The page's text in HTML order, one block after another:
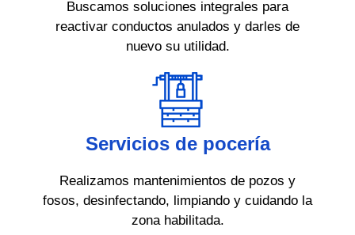
Buscamos soluciones integrales para
reactivar conductos anulados y darles de
nuevo su utilidad.
Servicios de pocería
Realizamos mantenimientos de pozos y
fosos, desinfectando, limpiando y cuidando la
zona habilitada.